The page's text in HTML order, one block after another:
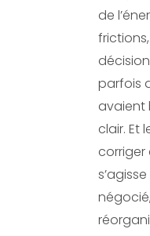
de
parfois
avaient
clair. Et
corriger